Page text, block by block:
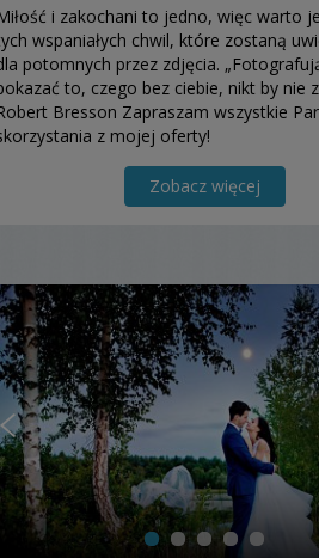
i zakochani to jedno, więc warto
wspaniałych chwil, które zostaną
potomnych przez zdjęcia.
to, czego bez ciebie, nikt by nie
Bresson Zapraszam wszystkie
z mojej oferty!
Zobacz więcej